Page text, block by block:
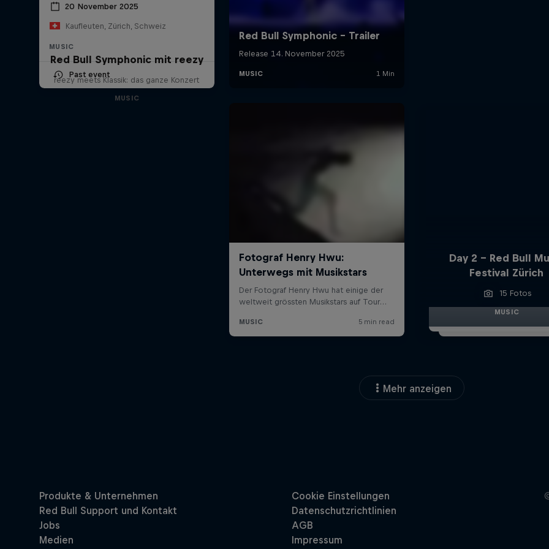
20 November 2025
Kaufleuten, Zürich, Schweiz
MUSIC
Past event
Red Bull Symphonic mit reezy
reezy meets Klassik: das ganze Konzert
MUSIC
Day 2 - Red Bull
Festival Zürich
15 Fotos
MUSIC
Mehr anzeigen